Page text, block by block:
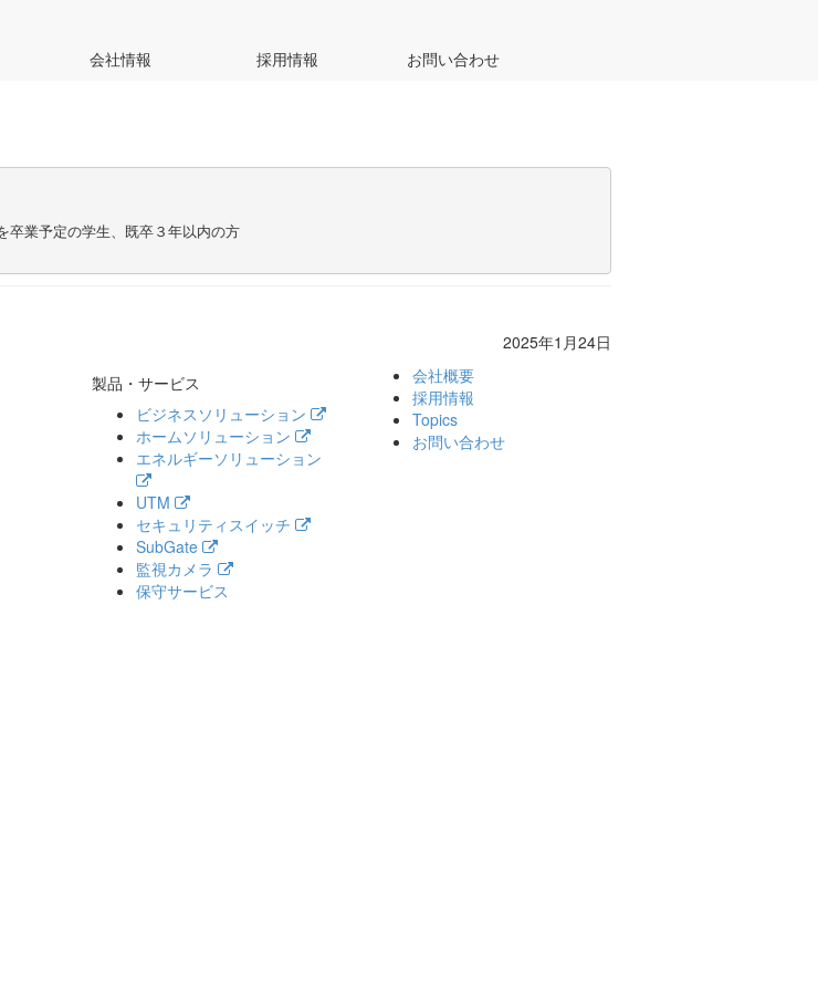
会社情報 採用情報 お問い合わせ
■ 対象学生：２０２６年３月に大学院・大学・短大・専修学校・高専を卒業予定の学生、既卒３年以内の方
2025年1月24日
製品・サービス
ビジネスソリューション
ホームソリューション
エネルギーソリューション
UTM
セキュリティスイッチ
SubGate
監視カメラ
保守サービス
会社概要
採用情報
Topics
お問い合わせ